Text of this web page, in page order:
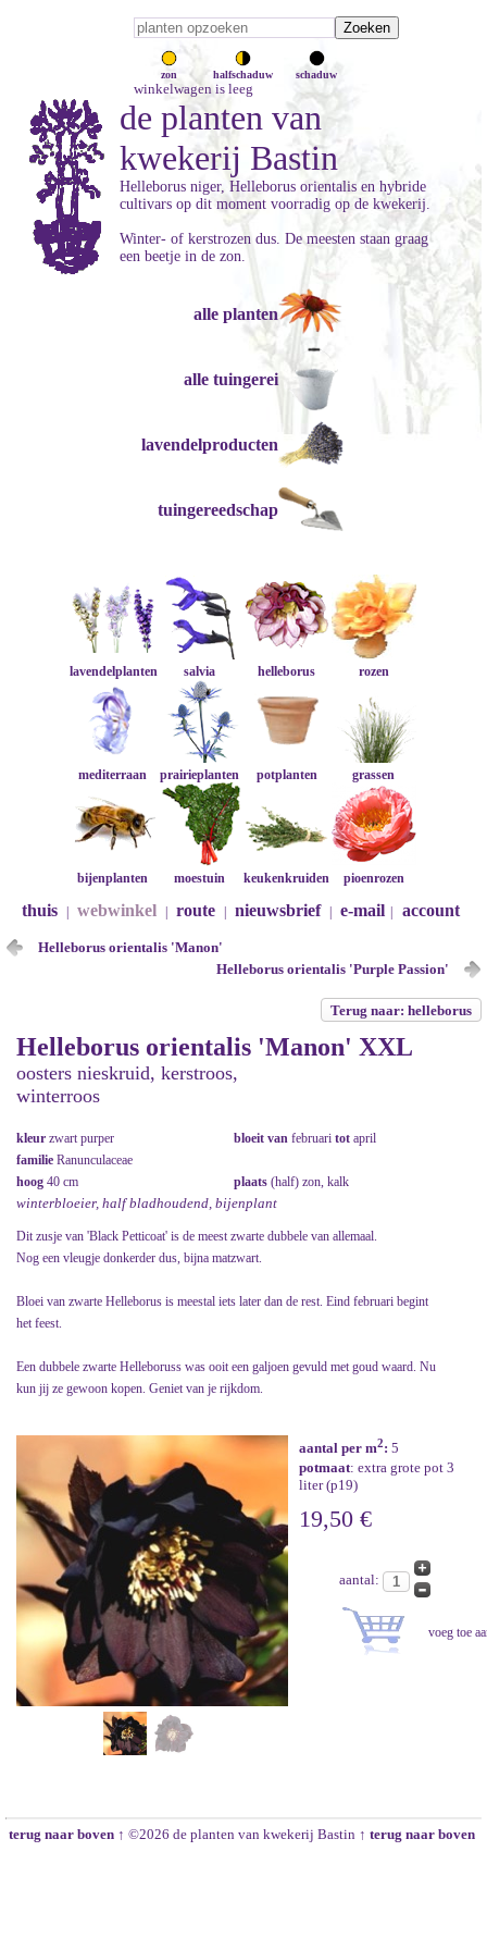
zon halfschaduw schaduw
winkelwagen is leeg
de planten van
kwekerij Bastin
Helleborus niger, Helleborus orientalis en hybride
cultivars op dit moment voorradig op de kwekerij.
Winter- of kerstrozen dus. De meesten staan graag
een beetje in de zon.
alle planten
alle tuingerei
lavendelproducten
tuingereedschap
lavendelplanten salvia helleborus rozen
mediterraan prairieplanten potplanten grassen
bijenplanten moestuin keukenkruiden pioenrozen
thuis webwinkel route nieuwsbrief e-mail account
Helleborus orientalis 'Manon'
Helleborus orientalis 'Purple Passion'
Terug naar: helleborus
Helleborus orientalis 'Manon' XXL
oosters nieskruid, kerstroos,
winterroos
kleur zwart purper bloeit van februari tot april
familie Ranunculaceae
hoog 40 cm plaats (half) zon, kalk
winterbloeier, half bladhoudend, bijenplant
Dit zusje van 'Black Petticoat' is de meest zwarte dubbele van allemaal.
Nog een vleugje donkerder dus, bijna matzwart.
Bloei van zwarte Helleborus is meestal iets later dan de rest. Eind februari begint
het feest.
Een dubbele zwarte Helleboruss was ooit een galjoen gevuld met goud waard. Nu
kun jij ze gewoon kopen. Geniet van je rijkdom.
aantal per m2: 5
potmaat: extra grote pot 3
liter (p19)
19,50 €
aantal:
terug naar boven ↑ ©2026 de planten van kwekerij Bastin ↑ terug naar boven